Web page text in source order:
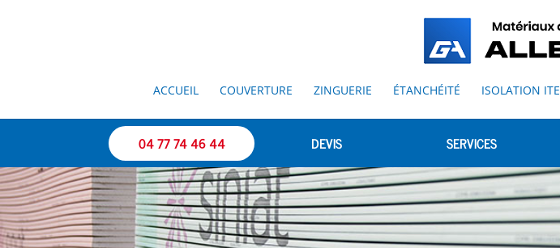
ACCUEIL COUVERTURE ZINGUERIE ÉTANCHÉITÉ ISOLATION ITE
04 77 74 46 44 DEVIS SERVICES